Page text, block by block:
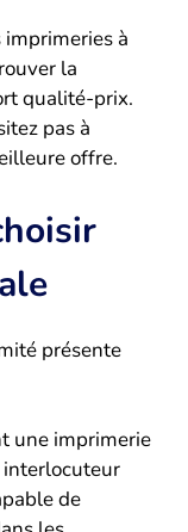
à
la
qualité-prix.
pas à
offre.
présente
une imprimerie
interlocuteur
de